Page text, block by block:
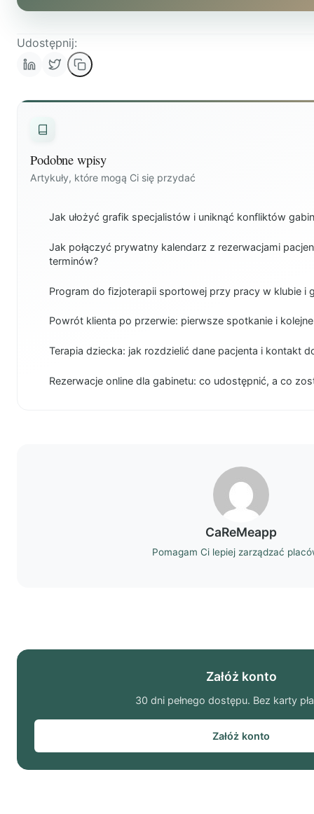
Udostępnij:
Podobne wpisy
Artykuły, które mogą Ci się przydać
Jak ułożyć grafik specjalistów i uniknąć konfliktów
Jak połączyć prywatny kalendarz z rezerwacjami
terminów?
Program do fizjoterapii sportowej przy pracy w klubie i
Powrót klienta po przerwie: pierwsze spotkanie i
Terapia dziecka: jak rozdzielić dane pacjenta i kontakt
Rezerwacje online dla gabinetu: co udostępnić, a co
CaReMeapp
Pomagam Ci lepiej zarządzać
Załóż konto
30 dni pełnego dostępu. Bez karty
Załóż konto